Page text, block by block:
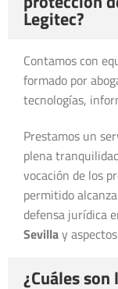
Legitec?
Contamos con
formado por
tecnologías,
Prestamos un
plena
vocación de los
permitido
defensa jurídica
Sevillay
¿Cuáles